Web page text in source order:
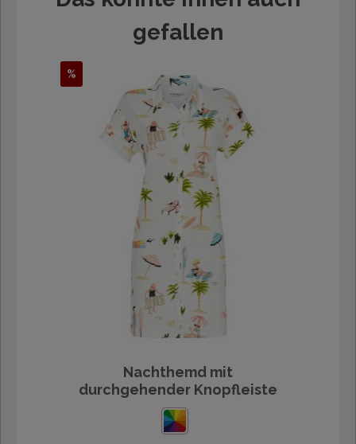
gefallen
%
Nachthemd mit
durchgehender Knopfleiste